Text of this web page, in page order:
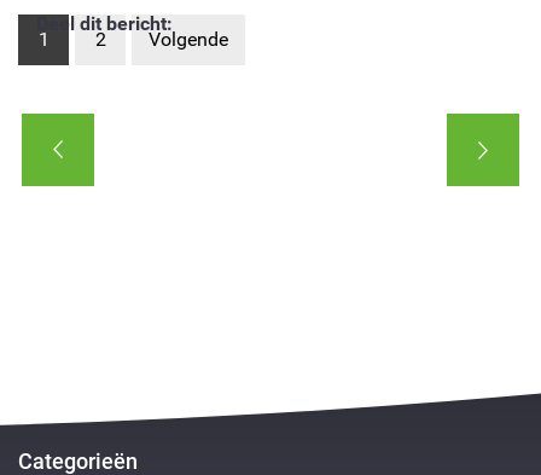
1 2 Volgende
Deel dit bericht:
Categorieën